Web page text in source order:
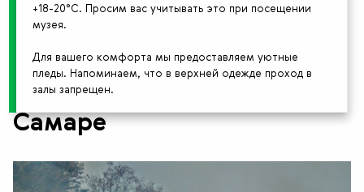
Арт-лекторий в кино от
CoolConnections — в
Третьяковской галерее в
Самаре
+18-20°С. Просим вас учитывать это при посещении
музея.
Для вашего комфорта мы предоставляем уютные
пледы. Напоминаем, что в верхней одежде проход в
залы запрещен.